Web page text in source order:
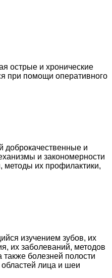
острые и хронические
при помощи оперативного
доброкачественные и
и закономерности
методы их профилактики,
изучением зубов, их
их заболеваний, методов
также болезней полости
лица и шеи